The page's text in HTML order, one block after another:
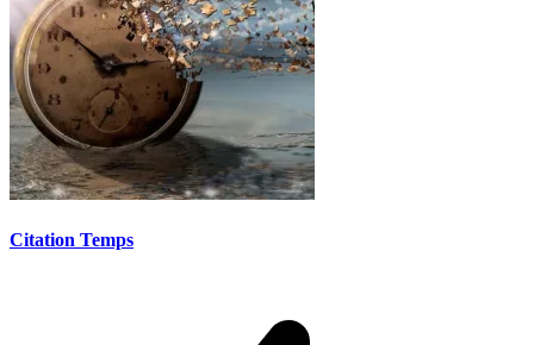
Citation Temps